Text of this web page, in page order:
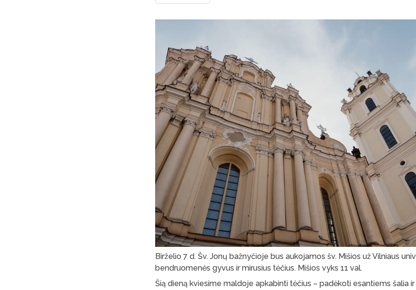
Birželio 7 d. Šv. Jonų bažnyčioje bus aukojamos šv. Mišios už Vilniaus
bendruomenės gyvus ir mirusius tėčius. Mišios vyks 11 val.
Šią dieną kviesime maldoje apkabinti tėčius – padėkoti esantiems šalia